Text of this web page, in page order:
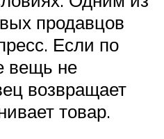
продавцов
Если по
вещь не
возвращает
товар.